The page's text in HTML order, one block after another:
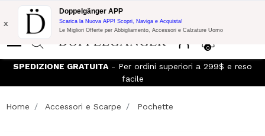
Promo Flash:
10% di Extra Sconto su 300$ di Acquisto con codice:
DOPPEL300
0
x
Doppelgänger APP
Scarica la Nuova APP! Scopri, Naviga e Acquista!
Le Migliori Offerte per Abbigliamento, Accessori e Calzature Uomo
SPEDIZIONE GRATUITA - Per ordini superiori a 299$ e reso
facile
Home Accessori e Scarpe Pochette